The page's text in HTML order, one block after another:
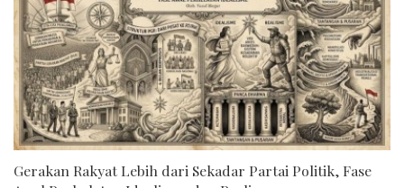
Gerakan Rakyat Lebih dari Sekadar Partai Politik, Fase